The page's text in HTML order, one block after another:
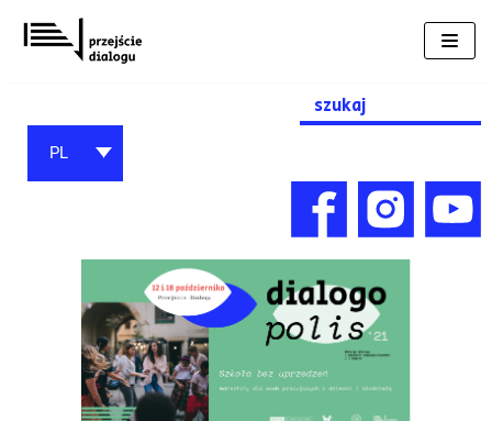
Przejdź
do
Search
for:
PL